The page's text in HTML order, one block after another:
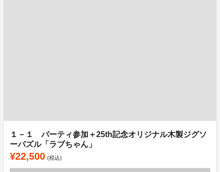
１－１ パーティ参加＋25th記念オリジナル木製ジグソ
ーパズル「ラブちゃん」
¥22,500 (税込)